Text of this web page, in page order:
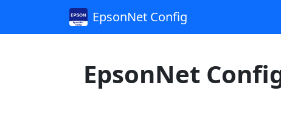
EpsonNet Config
EpsonNet